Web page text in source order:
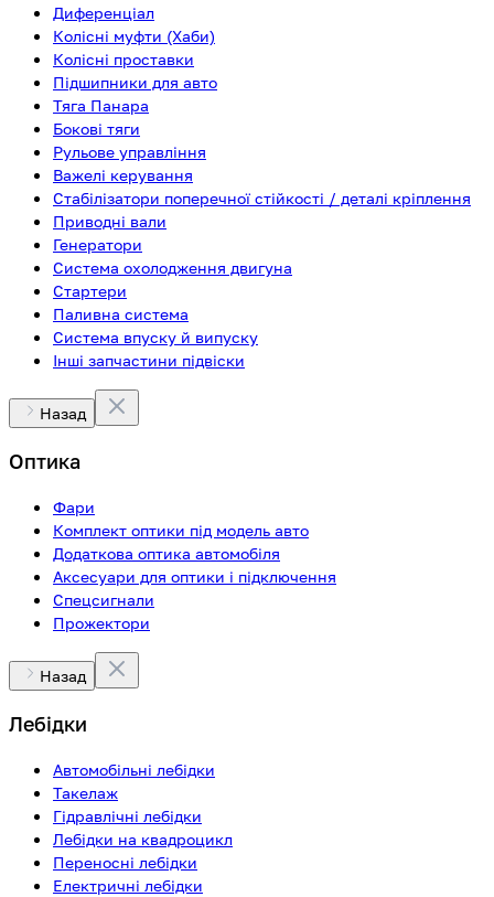
Диференціал
Колісні муфти (Хаби)
Колісні проставки
Підшипники для авто
Тяга Панара
Бокові тяги
Рульове управління
Важелі керування
Стабілізатори поперечної стійкості / деталі кріплення
Приводні вали
Генератори
Система охолодження двигуна
Стартери
Паливна система
Система впуску й випуску
Інші запчастини підвіски
Назад
Оптика
Фари
Комплект оптики під модель авто
Додаткова оптика автомобіля
Аксесуари для оптики і підключення
Спецсигнали
Прожектори
Назад
Лебідки
Автомобільні лебідки
Такелаж
Гідравлічні лебідки
Лебідки на квадроцикл
Переносні лебідки
Електричні лебідки